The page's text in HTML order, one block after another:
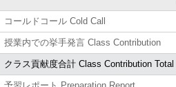
コールドコール Cold Call
授業内での挙手発言 Class Contribution
クラス貢献度合計 Class Contribution Total